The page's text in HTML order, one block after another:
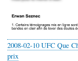
2008-02-10 UFC Que
prix